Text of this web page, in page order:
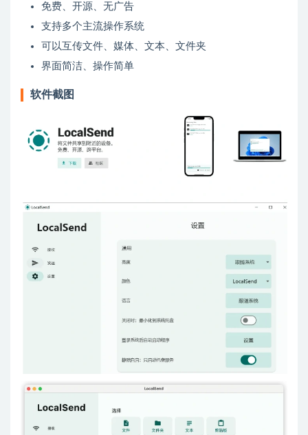
免费、开源、无广告
支持多个主流操作系统
可以互传文件、媒体、文本、文件夹
界面简洁、操作简单
软件截图